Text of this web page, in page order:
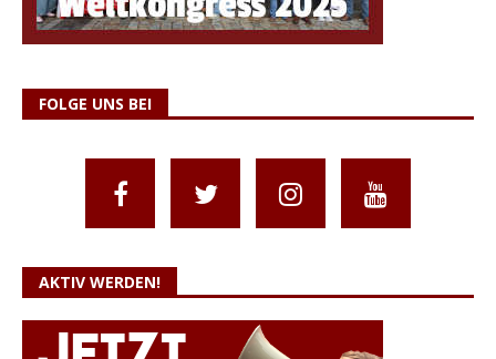
FOLGE UNS BEI
AKTIV WERDEN!